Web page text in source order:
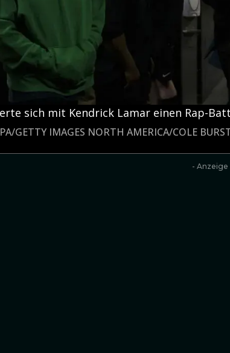
sich mit Kendrick Lamar einen Rap-
GETTY IMAGES NORTH AMERICA/COLE
- Anzeige